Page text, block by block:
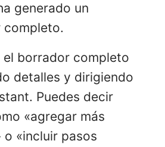
generado un
completo.
borrador completo
detalles y dirigiendo
Puedes decir
«agregar más
o «incluir pasos